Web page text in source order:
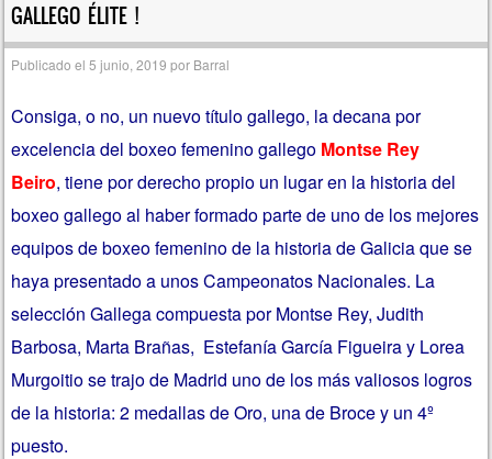
GALLEGO ÉLITE !
Publicado el5 junio, 2019 por Barral
Consiga, o no, un nuevo título gallego, la decana por
excelencia del boxeo femenino gallego Montse Rey
Beiro, tiene por derecho propio un lugar en la historia del
boxeo gallego al haber formado parte de uno de los mejores
equipos de boxeo femenino de la historia de Galicia que se
haya presentado a unos Campeonatos Nacionales. La
selección Gallega compuesta por Montse Rey, Judith
Barbosa, Marta Brañas, Estefanía García Figueira y Lorea
Murgoitio se trajo de Madrid uno de los más valiosos logros
de la historia: 2 medallas de Oro, una de Broce y un 4º
puesto.